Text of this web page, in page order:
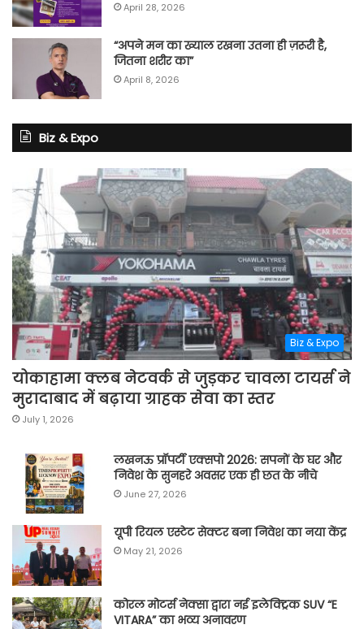
April 28, 2026
“अपने मन का ख्याल रखना उतना ही ज़रूरी है,
जितना शरीर का”
April 8, 2026
Biz & Expo
Biz & Expo
योकाहामा क्लब नेटवर्क से जुड़कर चावला टायर्स ने
मुरादाबाद में बढ़ाया ग्राहक सेवा का स्तर
July 1, 2026
लखनऊ प्रॉपर्टी एक्सपो 2026: सपनों के घर और
निवेश के सुनहरे अवसर एक ही छत के नीचे
June 27, 2026
यूपी रियल एस्टेट सेक्टर बना निवेश का नया केंद्र
May 21, 2026
कोरल मोटर्स नेक्सा द्वारा नई इलेक्ट्रिक SUV “E
VITARA” का भव्य अनावरण